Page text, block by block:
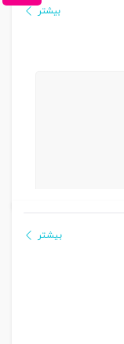
بیشتر
بیشتر